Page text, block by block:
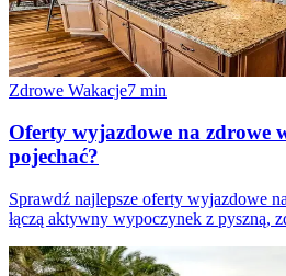
Zdrowe Wakacje7 min
Oferty wyjazdowe na zdrowe
pojechać?
Sprawdź najlepsze oferty wyjazdowe
łączą aktywny wypoczynek z pyszną,